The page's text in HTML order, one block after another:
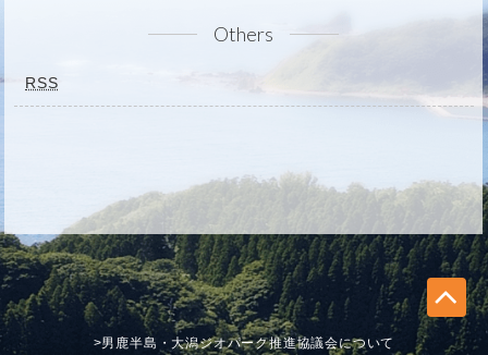
Others
RSS
>男鹿半島・大潟ジオパーク推進協議会について